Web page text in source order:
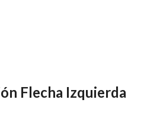
Flecha Izquierda